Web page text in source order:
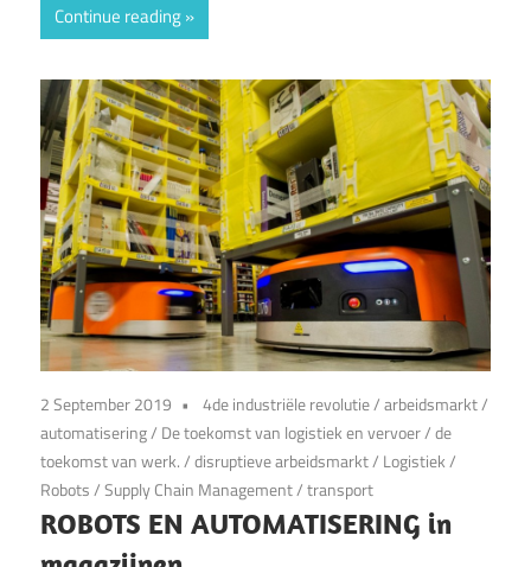
Continue reading
2 September 2019 4de industriële revolutie/arbeidsmarkt/
automatisering/ De toekomst van logistiek en vervoer/de
toekomst van werk./disruptieve arbeidsmarkt/ Logistiek/
Robots/Supply Chain Management/transport
ROBOTS EN AUTOMATISERING in